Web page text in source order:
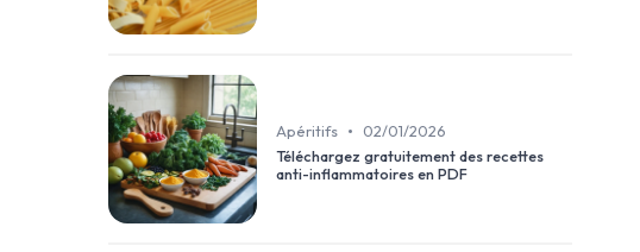
Apéritifs •
02/01/2026
Téléchargez gratuitement des recettes
anti-inflammatoires en PDF